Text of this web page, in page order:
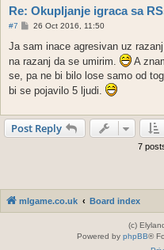
Re: Okupljanje igraca sa
#7
P
s
26 Oct 2016, 11:50
Ja sam inace agresivan uz
na razanj da se umirim.
A
se, pa ne bi bilo lose samo od
bi se pojavilo 5 ljudi.
Post Reply
7
mlgame.co.uk Board index
(c)
Powered by phpBB®